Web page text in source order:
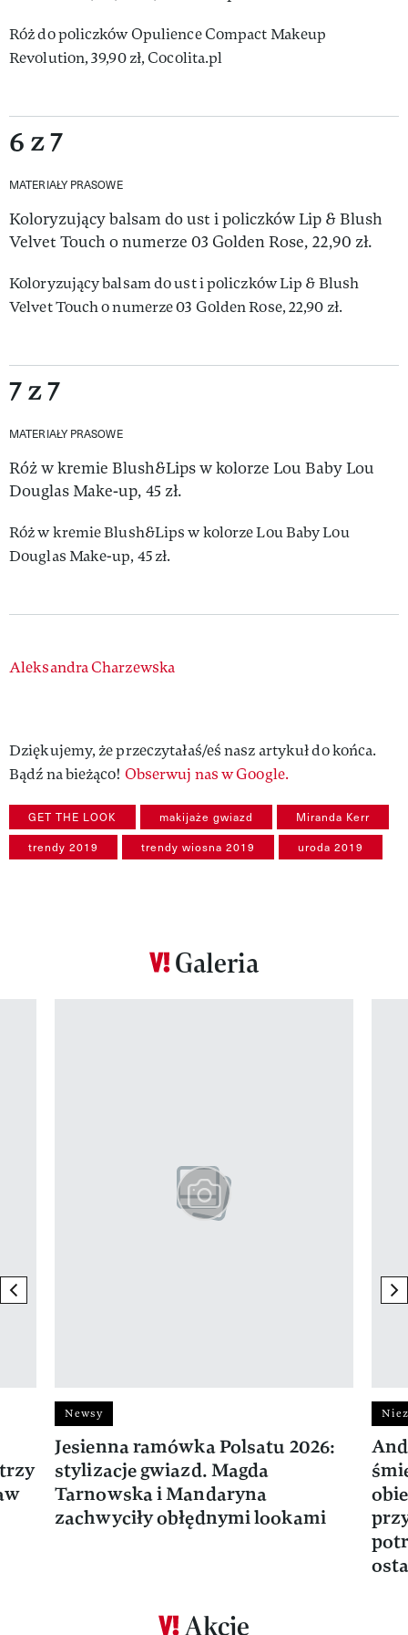
Róż do policzków Opulience Compact Makeup
Revolution, 39,90 zł, Cocolita.pl
6 z 7
MATERIAŁY PRASOWE
Koloryzujący balsam do ust i policzków Lip & Blush
Velvet Touch o numerze 03 Golden Rose, 22,90 zł.
Koloryzujący balsam do ust i policzków Lip & Blush
Velvet Touch o numerze 03 Golden Rose, 22,90 zł.
7 z 7
MATERIAŁY PRASOWE
Róż w kremie Blush&Lips w kolorze Lou Baby Lou
Douglas Make-up, 45 zł.
Róż w kremie Blush&Lips w kolorze Lou Baby Lou
Douglas Make-up, 45 zł.
Authors
Aleksandra Charzewska
Dziękujemy, że przeczytałaś/eś nasz artykuł do końca.
Bądź na bieżąco! Obserwuj nas w Google.
GET THE LOOK makijaże gwiazd Miranda Kerr
trendy 2019 trendy wiosna 2019 uroda 2019
Galeria
previous element
Newsy
Jesienna ramówka Polsatu 2026:
stylizacje gwiazd. Magda
Tarnowska i Mandaryna
zachwyciły obłędnymi lookami
Akcje